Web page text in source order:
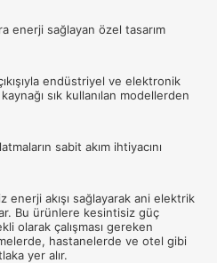
enerji sağlayan özel tasarım
endüstriyel ve elektronik
sık kullanılan modellerden
sabit akım ihtiyacını
enerji akışı sağlayarak ani elektrik
Bu ürünlere kesintisiz güç
olarak çalışması gereken
hastanelerde ve otel gibi
yer alır.